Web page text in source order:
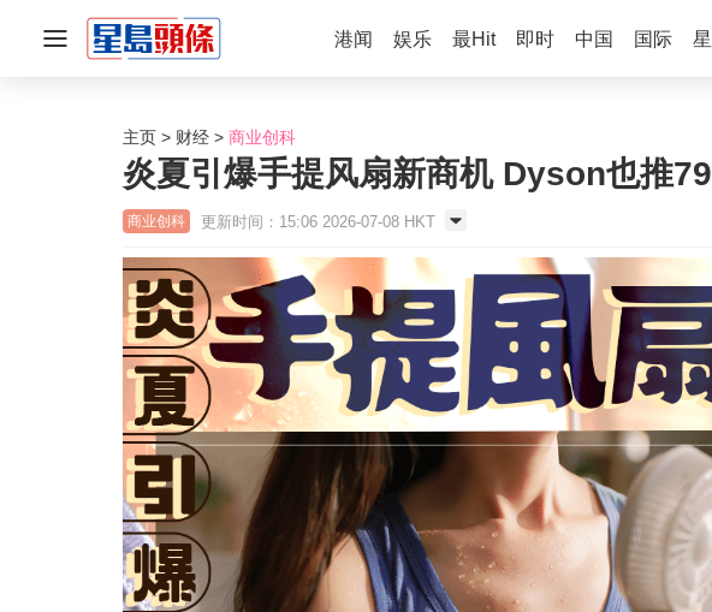
港闻 娱乐 最Hit 即时 中国 国际
主页 财经 商业创科
炎夏引爆手提风扇新商机 Dyson也推
商业创科 更新时间：15:06 2026-07-08 HKT